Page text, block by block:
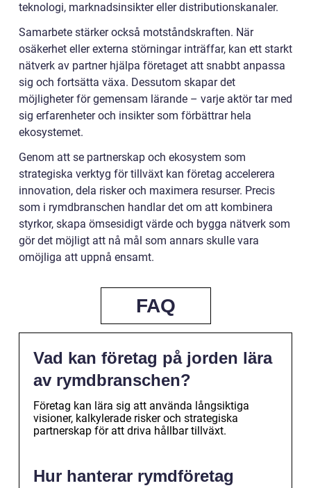
teknologi, marknadsinsikter eller distributionskanaler.
Samarbete stärker också motståndskraften. När
osäkerhet eller externa störningar inträffar, kan ett starkt
nätverk av partner hjälpa företaget att snabbt anpassa
sig och fortsätta växa. Dessutom skapar det
möjligheter för gemensam lärande – varje aktör tar med
sig erfarenheter och insikter som förbättrar hela
ekosystemet.
Genom att se partnerskap och ekosystem som
strategiska verktyg för tillväxt kan företag accelerera
innovation, dela risker och maximera resurser. Precis
som i rymdbranschen handlar det om att kombinera
styrkor, skapa ömsesidigt värde och bygga nätverk som
gör det möjligt att nå mål som annars skulle vara
omöjliga att uppnå ensamt.
FAQ
Vad kan företag på jorden lära
av rymdbranschen?
Företag kan lära sig att använda långsiktiga
visioner, kalkylerade risker och strategiska
partnerskap för att driva hållbar tillväxt.
Hur hanterar rymdföretag